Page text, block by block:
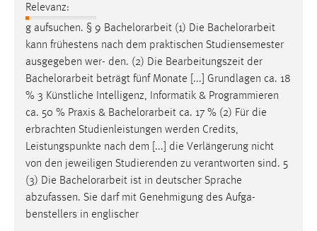
Relevanz:
g aufsuchen. § 9 Bachelorarbeit (1) Die Bachelorarbeit
kann frühestens nach dem praktischen Studiensemester
ausgegeben wer- den. (2) Die Bearbeitungszeit der
Bachelorarbeit beträgt fünf Monate [...] Grundlagen ca. 18
% 3 Künstliche Intelligenz, Informatik & Programmieren
ca. 50 % Praxis & Bachelorarbeit ca. 17 % (2) Für die
erbrachten Studienleistungen werden Credits,
Leistungspunkte nach dem [...] die Verlängerung nicht
von den jeweiligen Studierenden zu verantworten sind. 5
(3) Die Bachelorarbeit ist in deutscher Sprache
abzufassen. Sie darf mit Genehmigung des Aufga-
benstellers in englischer
fe_user, be_user, be_lastLoginProvider
Zweck:
Dieser Cookie ist notwendig um sich an der Website
einloggen zu können.
Cookie Laufzeit:
STATISTIK
Statistik Cookies erfassen Informationen anonym.
Diese Informationen helfen uns zu verstehen, wie
unsere Besucher unsere Website nutzen.